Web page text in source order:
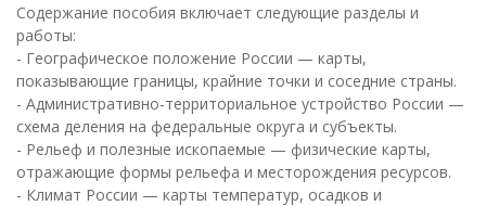
Содержание пособия включает следующие разделы и
работы:
- Географическое положение России — карты,
показывающие границы, крайние точки и соседние страны.
- Административно-территориальное устройство России —
схема деления на федеральные округа и субъекты.
- Рельеф и полезные ископаемые — физические карты,
отражающие формы рельефа и месторождения ресурсов.
- Климат России — карты температур, осадков и